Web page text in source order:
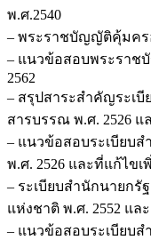
พ.ศ.2540
– พระราชบัญญัติคุ้มคร
– แนวข้อสอบพระรา
2562
– สรุปสาระสำคัญระเ
สารบรรณ พ.ศ. 2526 แ
– แนวข้อสอบระเบียบ
พ.ศ. 2526 และที่แก้ไขเ
– ระเบียบสำนักนายก
แห่งชาติ พ.ศ. 2552 แล
– แนวข้อสอบระเบียบ